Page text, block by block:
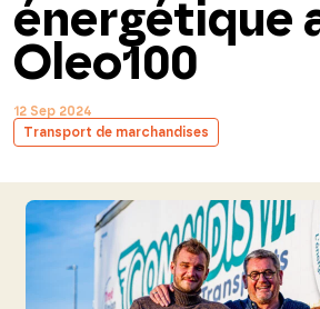
énergétique
Oleo100
12 Sep 2024
Transport de marchandises